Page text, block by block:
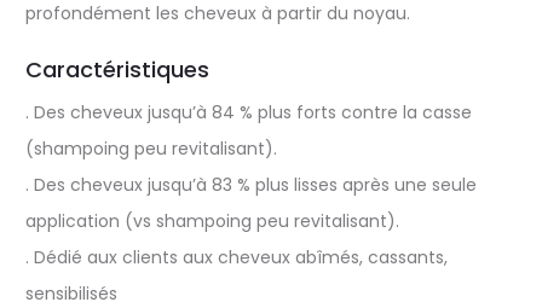
profondément les cheveux à partir du noyau.
Caractéristiques
. Des cheveux jusqu’à 84 % plus forts contre la casse
(shampoing peu revitalisant).
. Des cheveux jusqu’à 83 % plus lisses après une seule
application (vs shampoing peu revitalisant).
. Dédié aux clients aux cheveux abîmés, cassants,
sensibilisés